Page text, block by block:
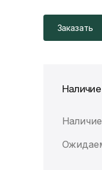
Цена без
Заказать
Наличие